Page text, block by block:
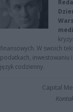
finansowych. W swoich
podatkach, inwestowaniu
język codzienny.
Capital